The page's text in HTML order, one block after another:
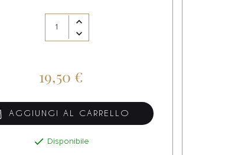
19,50 €
AGGIUNGI AL CARRELLO
 Disponibile